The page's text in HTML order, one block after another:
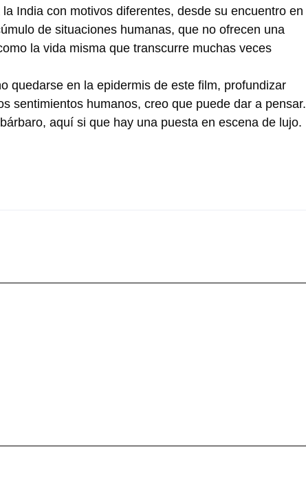
India con motivos diferentes, desde su encuentro en
de situaciones humanas, que no ofrecen una
la vida misma que transcurre muchas veces
quedarse en la epidermis de este film, profundizar
sentimientos humanos, creo que puede dar a pensar.
aquí si que hay una puesta en escena de lujo.